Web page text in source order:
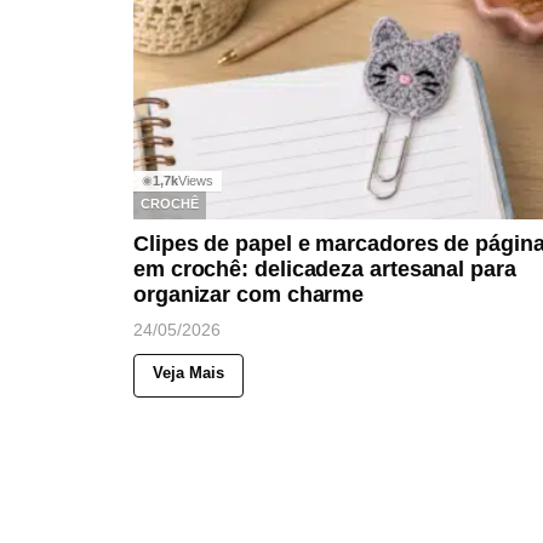
◉1,7kViews
CROCHÊ
Clipes de papel e marcadores de
em crochê: delicadeza artesanal para
organizar com charme
24/05/2026
Veja Mais